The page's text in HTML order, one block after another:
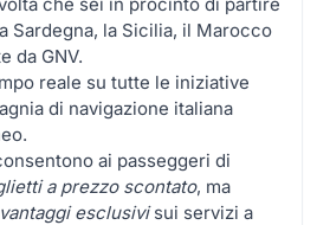
Sardegna, la Sicilia, il Marocco
da GNV.
reale su tutte le iniziative
di navigazione italiana
ai passeggeri di
a prezzo scontato, ma
vantaggi esclusivisui servizi a